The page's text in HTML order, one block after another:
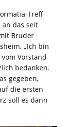
Treff
an das seit
Bruder
„Ich bin
Vorstand
bedanken.
gegeben,
die ersten
soll es dann